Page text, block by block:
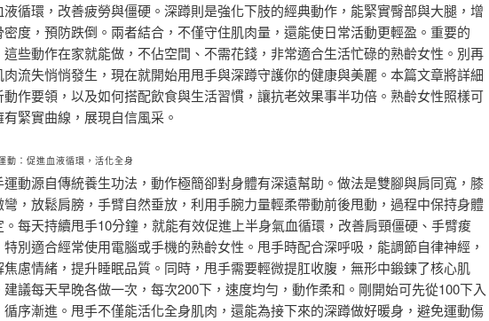
液循環，改善疲勞與僵硬。深蹲則是強化下肢的經典動作，能緊實臀部與大腿，增
密度，預防跌倒。兩者結合，不僅守住肌肉量，還能使日常活動更輕盈。重要的
這些動作在家就能做，不佔空間、不需花錢，非常適合生活忙碌的熟齡女性。別再
肉流失悄悄發生，現在就開始用甩手與深蹲守護你的健康與美麗。本篇文章將詳細
動作要領，以及如何搭配飲食與生活習慣，讓抗老效果事半功倍。熟齡女性照樣可
有緊實曲線，展現自信風采。
動：促進血液循環，活化全身
運動源自傳統養生功法，動作極簡卻對身體有深遠幫助。做法是雙腳與肩同寬，膝
彎，放鬆肩膀，手臂自然垂放，利用手腕力量輕柔帶動前後甩動，過程中保持身體
。每天持續甩手10分鐘，就能有效促進上半身氣血循環，改善肩頸僵硬、手臂痠
特別適合經常使用電腦或手機的熟齡女性。甩手時配合深呼吸，能調節自律神經，
焦慮情緒，提升睡眠品質。同時，甩手需要輕微提肛收腹，無形中鍛鍊了核心肌
建議每天早晚各做一次，每次200下，速度均勻，動作柔和。剛開始可先從100下入
循序漸進。甩手不僅能活化全身肌肉，還能為接下來的深蹲做好暖身，避免運動傷